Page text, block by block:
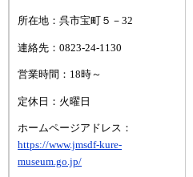
所在地：呉市宝町５－32
連絡先：0823-24-1130
営業時間：18時～
定休日：火曜日
ホームページアドレス：
https://www.jmsdf-kure-
museum.go.jp/